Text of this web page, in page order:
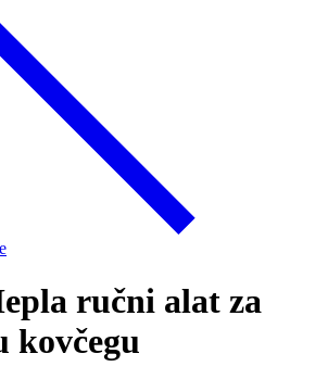
ručni alat za
kovčegu